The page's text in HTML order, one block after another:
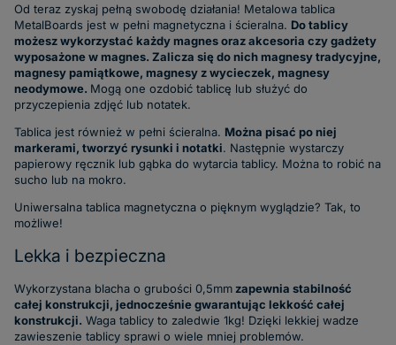
Od teraz zyskaj pełną swobodę działania! Metalowa tablica
MetalBoards jest w pełni magnetyczna i ścieralna. Do tablicy
możesz wykorzystać każdy magnes oraz akcesoria czy gadżety
wyposażone w magnes. Zalicza się do nich magnesy tradycyjne,
magnesy pamiątkowe, magnesy z wycieczek, magnesy
neodymowe. Mogą one ozdobić tablicę lub służyć do
przyczepienia zdjęć lub notatek.
Tablica jest również w pełni ścieralna. Można pisać po niej
markerami, tworzyć rysunki i notatki. Następnie wystarczy
papierowy ręcznik lub gąbka do wytarcia tablicy. Można to robić na
sucho lub na mokro.
Uniwersalna tablica magnetyczna o pięknym wyglądzie? Tak, to
możliwe!
Lekka i bezpieczna
Wykorzystana blacha o grubości 0,5mm zapewnia stabilność
całej konstrukcji, jednocześnie gwarantując lekkość całej
konstrukcji. Waga tablicy to zaledwie 1kg! Dzięki lekkiej wadze
zawieszenie tablicy sprawi o wiele mniej problemów.